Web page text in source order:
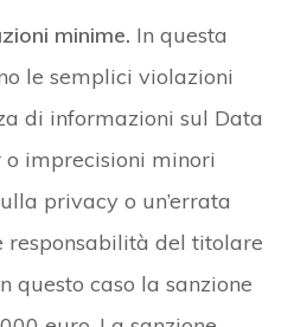
minime. In questa
le semplici violazioni
di informazioni sul Data
o imprecisioni minori
privacy o un’errata
del titolare
questo caso la sanzione